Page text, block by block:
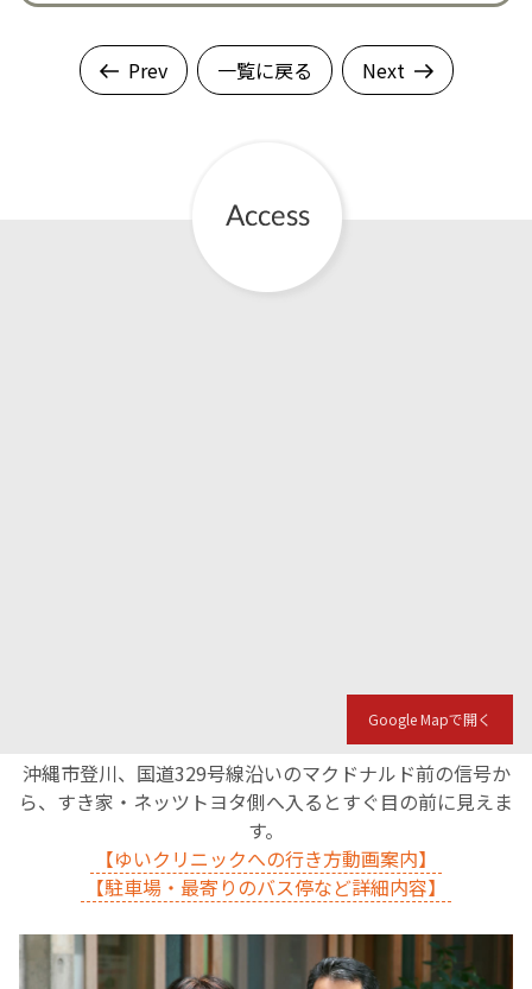
Prev 一覧に戻る Next
Google Mapで開く
沖縄市登川、国道329号線沿いのマクドナルド前の信号か
ら、すき家・ネッツトヨタ側へ入るとすぐ目の前に見えま
す。
【ゆいクリニックへの行き方動画案内】
【駐車場・最寄りのバス停など詳細内容】